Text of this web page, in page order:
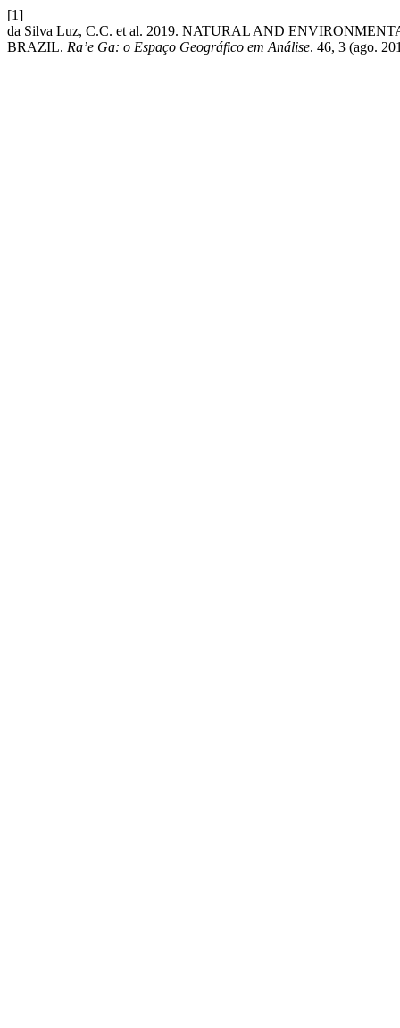
[1]
da Silva Luz, C.C. et al. 2019. NATURAL AND
BRAZIL. Ra’e Ga: o Espaço Geográfico em Análise. 46, 3 (ago.